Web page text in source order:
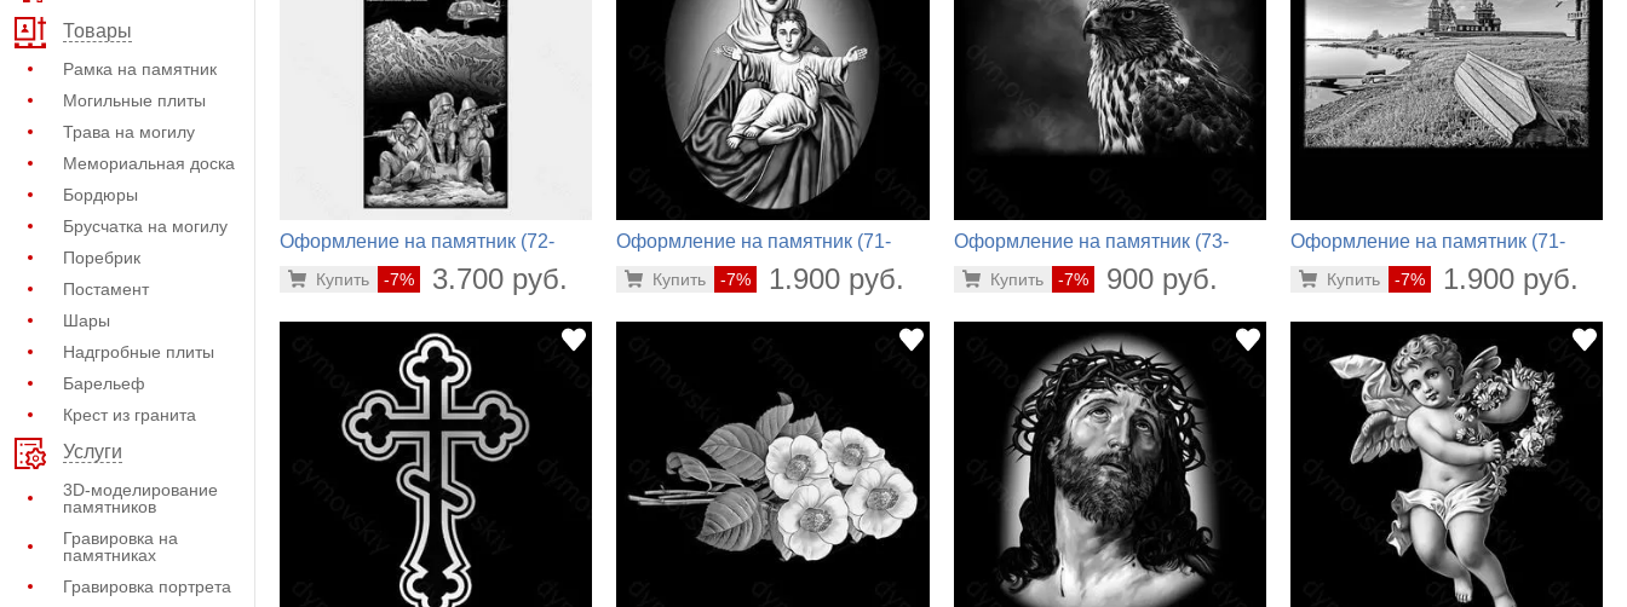
Товары
Рамка на памятник
Могильные плиты
Трава на могилу
Мемориальная доска
Бордюры
Брусчатка на могилу
Поребрик
Постамент
Шары
Надгробные плиты
Барельеф
Крест из гранита
Услуги
3D-моделирование
памятников
Гравировка на
памятниках
Гравировка портрета
Оформление на памятник (72-
-7% 3.700 руб.
Купить
Оформление на памятник (71-
-7% 1.900 руб.
Купить
Оформление на памятник (73-
-7% 900 руб.
Купить
Оформление на памятник (71-
-7% 1.900 руб.
Купить